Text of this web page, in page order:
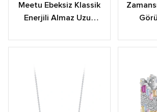
Meetu Ebeksiz Klassik
Enerjili Almaz Uzun